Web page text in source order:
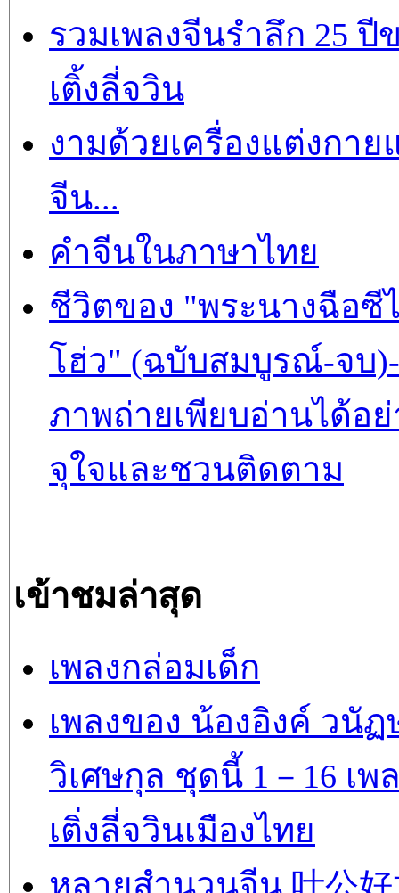
รวมเพลงจีนรำลึก 25 ปี
เติ้งลี่จวิน
งามด้วยเครื่องแต่งกาย
จีน...
คำจีนในภาษาไทย
ชีวิตของ "พระนางฉือซี
โฮ่ว" (ฉบับสมบูรณ์-จบ)-
ภาพถ่ายเพียบอ่านได้อย่
จุใจและชวนติดตาม
เข้าชมล่าสุด
เพลงกล่อมเด็ก
เพลงของ น้องอิงค์ วนั
วิเศษกุล ชุดนี้ 1－16 เพ
เติ่งลี่จวินเมืองไทย
หลายสำนวนจีน 叶公好